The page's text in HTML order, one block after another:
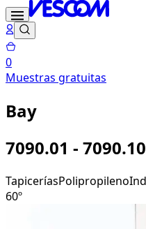
0
Muestras gratuitas
Bay
7090.01 - 7090.10
TapiceríasPolipropileno
60º